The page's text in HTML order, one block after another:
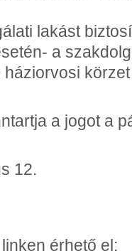
lakást
a
a jogot a
12.
érhető el: